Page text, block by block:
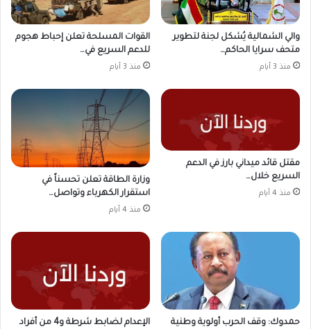
والي الشمالية يُشكل لجنة لتطوير
متحف سرايا الحاكم…
منذ 3 أيام
القوات المسلحة تعلن إحباط هجوم
للدعم السريع في…
منذ 3 أيام
مقتل قائد ميداني بارز في الدعم
السريع خلال…
منذ 4 أيام
وزارة الطاقة تعلن تحسناً في
استقرار الكهرباء وتواصل…
منذ 4 أيام
حمدوك: وقف الحرب أولوية وطنية
الإعدام لضابط شرطة و4 من أفراد